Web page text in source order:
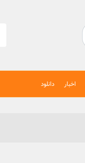
اخبار دانلود